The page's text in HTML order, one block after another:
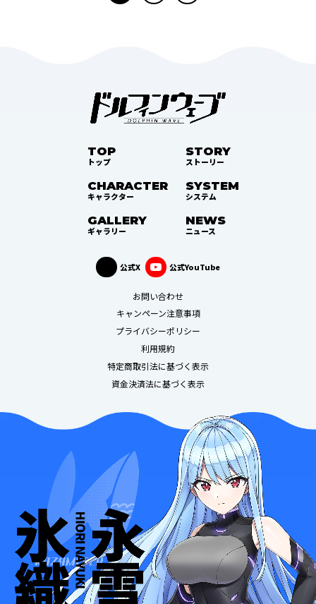
TOP
トップ
STORY
ストーリー
CHARACTER
キャラクター
SYSTEM
システム
GALLERY
ギャラリー
NEWS
ニュース
公式X 公式YouTube
お問い合わせ
キャンペーン注意事項
プライバシーポリシー
利用規約
特定商取引法に基づく表示
資金決済法に基づく表示